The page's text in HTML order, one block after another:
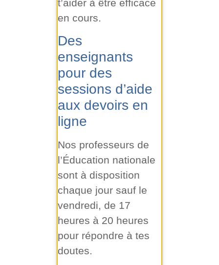
t’aider à être efficace
en cours.
Des
enseignants
pour des
sessions d’aide
aux devoirs en
ligne
Nos professeurs de
l’Éducation nationale
sont à disposition
chaque jour sauf le
vendredi, de 17
heures à 20 heures
pour répondre à tes
doutes.